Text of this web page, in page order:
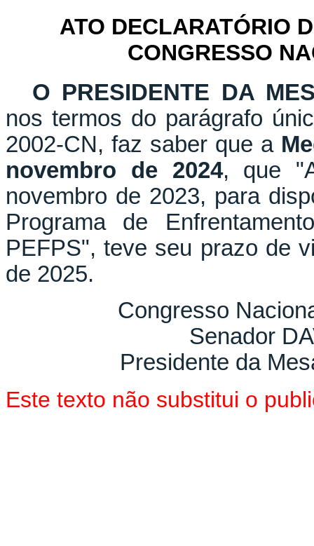
ATO DECLARATÓRIO
CONGRESSO
O PRESIDENTE DA
nos termos do parágrafo
2002-CN, faz saber que a
novembro de 2024, que
novembro de 2023, para
Programa de
PEFPS", teve seu prazo de
de 2025.
Congresso
Senador
Presidente da
Este texto não substitui o